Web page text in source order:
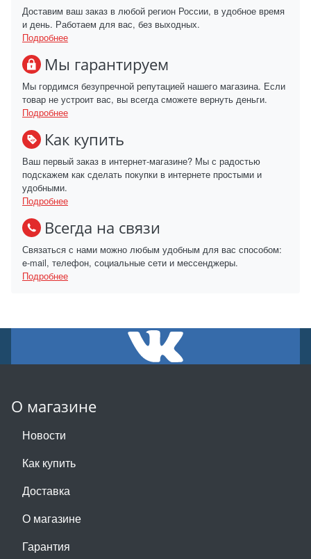
Доставим ваш заказ в любой регион России, в удобное время
и день. Работаем для вас, без выходных.
Подробнее
Мы гарантируем
Мы гордимся безупречной репутацией нашего магазина. Если
товар не устроит вас, вы всегда сможете вернуть деньги.
Подробнее
Как купить
Ваш первый заказ в интернет-магазине? Мы с радостью
подскажем как сделать покупки в интернете простыми и
удобными.
Подробнее
Всегда на связи
Связаться с нами можно любым удобным для вас способом:
e-mail, телефон, социальные сети и мессенджеры.
Подробнее
О магазине
Новости
Как купить
Доставка
О магазине
Гарантия